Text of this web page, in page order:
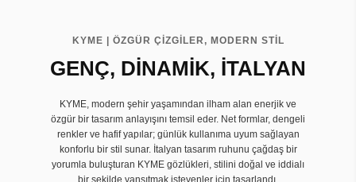
KYME | ÖZGÜR ÇİZGİLER, MODERN STİL
GENÇ, DİNAMİK, İTALYAN
KYME, modern şehir yaşamından ilham alan enerjik ve
özgür bir tasarım anlayışını temsil eder. Net formlar, dengeli
renkler ve hafif yapılar; günlük kullanıma uyum sağlayan
konforlu bir stil sunar. İtalyan tasarım ruhunu çağdaş bir
yorumla buluşturan KYME gözlükleri, stilini doğal ve iddialı
bir şekilde yansıtmak isteyenler için tasarlandı.